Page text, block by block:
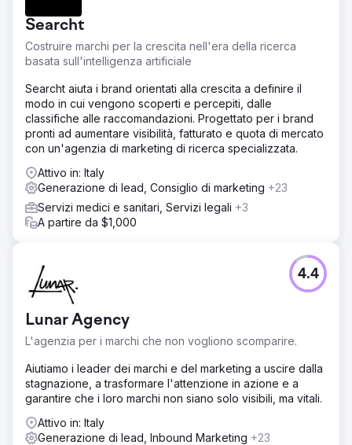
In soli due mesi, con lo stesso budget pubblicitario,
avevamo generato il 38% di conversioni in più e ridotto il
costo per candidatura del 36%. Da quando abbiamo
iniziato la collaborazione con Froda, la sfida non è
orgogliosi di aver quintuplicato il numero di candidature
(+478%) tramite Google Ads.
Vai alla pagina agenzia
Searcht
Costruire marchi per la crescita nell'era della ricerca
basata sull'intelligenza artificiale
Searcht aiuta i brand orientati alla crescita a definire il
modo in cui vengono scoperti e percepiti, dalle
classifiche alle raccomandazioni. Progettato per i brand
pronti ad aumentare visibilità, fatturato e quota di mercato
con un'agenzia di marketing di ricerca specializzata.
Attivo in: Italy
Generazione di lead, Consiglio di marketing +23
Servizi medici e sanitari, Servizi legali +3
A partire da $1,000
Lunar Agency
L'agenzia per i marchi che non vogliono scomparire.
4.4
Aiutiamo i leader dei marchi e del marketing a uscire dalla
stagnazione, a trasformare l'attenzione in azione e a
garantire che i loro marchi non siano solo visibili, ma vitali.
Attivo in: Italy
Generazione di lead, Inbound Marketing +23